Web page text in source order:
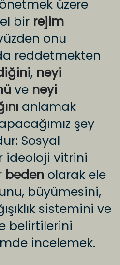
üzere
bir rejim
onu
reddetmekten
, neyi
ve neyi
anlamak
şey
Sosyal
ideoloji vitrini
beden olarak ele
büyümesini,
sistemini ve
belirtilerini
incelemek.